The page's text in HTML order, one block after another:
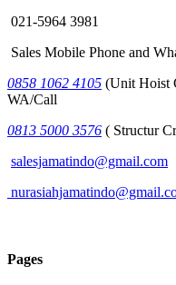
021-5964 3981
Sales Mobile Phone and
0858 1062 4105 (Unit Hoist
WA/Call
0813 5000 3576 ( Structur
salesjamatindo@gmail.com
Pages